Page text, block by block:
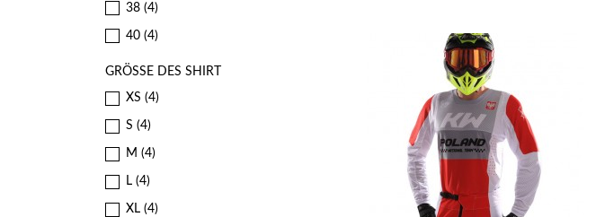
38 (4)
40 (4)
GRÖSSE DES SHIRT
XS (4)
S (4)
M (4)
L (4)
XL (4)